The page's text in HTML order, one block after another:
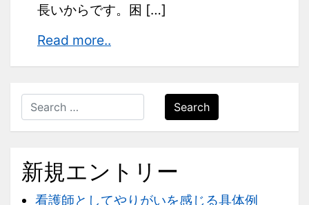
長いからです。困 […]
Read more..
と
に
異
る
や
Search
新規エントリー
看護師としてやりがいを感じる具体例